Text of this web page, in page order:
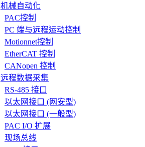
机械自动化
PAC控制
PC 端与远程运动控制
Motionnet控制
EtherCAT 控制
CANopen 控制
远程数据采集
RS-485 接口
以太网接口 (网安型)
以太网接口 (一般型)
PAC I/O 扩展
现场总线